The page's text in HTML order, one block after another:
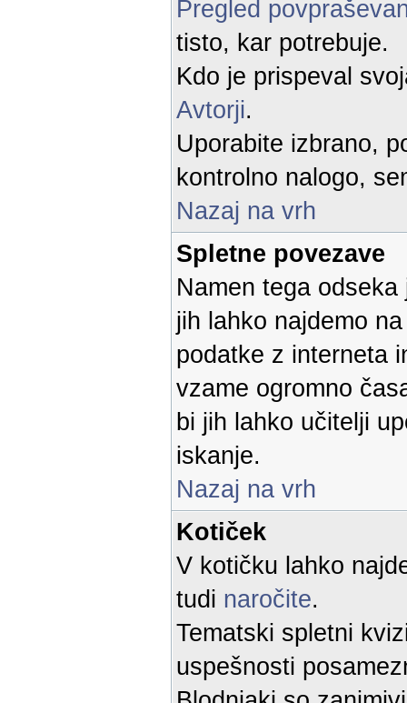
Pregled
tisto, kar potrebuje.
Kdo je prispeval
Avtorji.
Uporabite izbrano,
kontrolno nalogo,
Nazaj na vrh
Spletne povezave
Namen tega
jih lahko najdemo
podatke z interneta
vzame ogromno
bi jih lahko učitelji
iskanje.
Nazaj na vrh
Kotiček
V kotičku lahko
tudi naročite.
Tematski spletni
uspešnosti